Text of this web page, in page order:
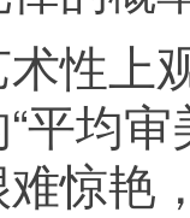
上观
平均
惊艳